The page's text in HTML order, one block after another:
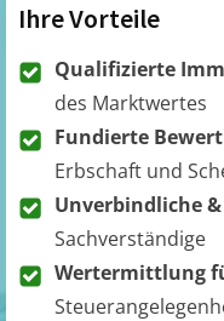
Ihre Vorteile
Qualifizierte
des Marktwertes
Fundierte
Erbschaft und
Unverbindliche
Sachverständige
Wertermittlung